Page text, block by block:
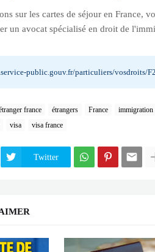
sur les cartes de séjour en France,
un avocat spécialisé en droit de
public.gouv.fr/particuliers/vosdroits/F2
france étrangers France immigration
visa visa france
Twitter